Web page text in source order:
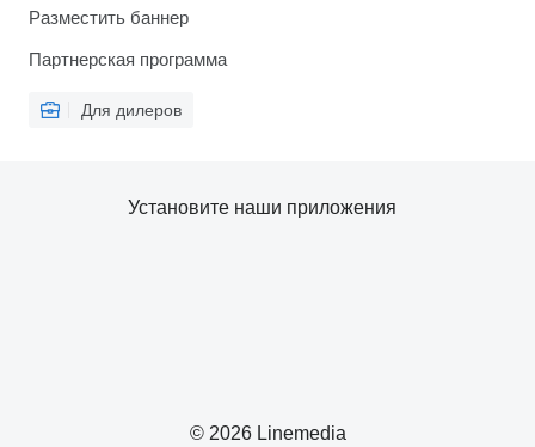
Разместить баннер
Партнерская программа
Для дилеров
© 2026 Linemedia
Установите наши приложения